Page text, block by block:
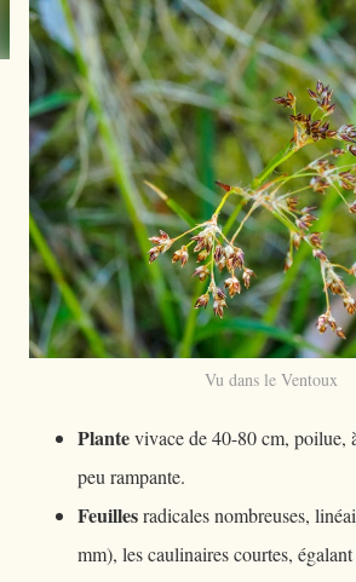
Vu dans le Ventoux
Plantevivace de 40-80 cm, poilue,
peu rampante.
Feuillesradicales nombreuses,
mm), les caulinaires courtes,